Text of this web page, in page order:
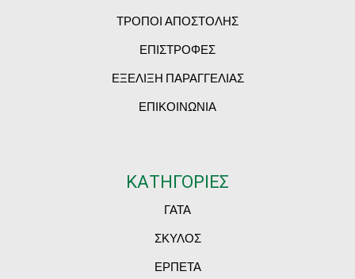
ΤΡΟΠΟΙ ΑΠΟΣΤΟΛΗΣ
ΕΠΙΣΤΡΟΦΕΣ
ΕΞΕΛΙΞΗ ΠΑΡΑΓΓΕΛΙΑΣ
ΕΠΙΚΟΙΝΩΝΙΑ
ΚΑΤΗΓΟΡΙΕΣ
ΓΑΤΑ
ΣΚΥΛΟΣ
ΕΡΠΕΤΑ